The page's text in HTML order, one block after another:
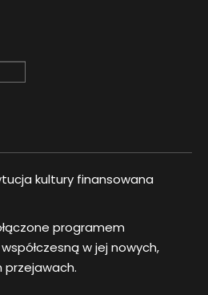
kultury finansowana
programem
w jej nowych,
przejawach.